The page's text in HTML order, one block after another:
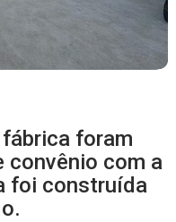
foram
convênio com a
foi construída